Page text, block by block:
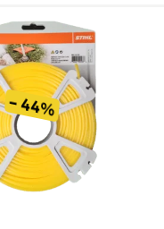
- 44%